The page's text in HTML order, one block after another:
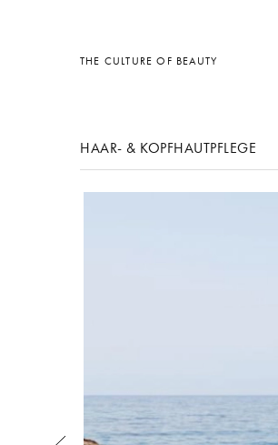
THE CULTURE OF BEAUTY
HAAR- & KOPFHAUTPFLEGE
Sonstiges